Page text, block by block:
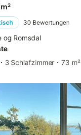
30 Bewertungen
og Romsdal
3 Schlafzimmer 73 m²